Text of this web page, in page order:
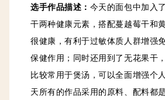
选手作品描述： 今天的面包中加入
干两种健康元素，搭配蔓越莓干和
很健康，有利于过敏体质人群增强
保健作用；同时还用到了无花果干
比较常用于煲汤，可以全面增强个
天所有的作品采用的原料、配料都